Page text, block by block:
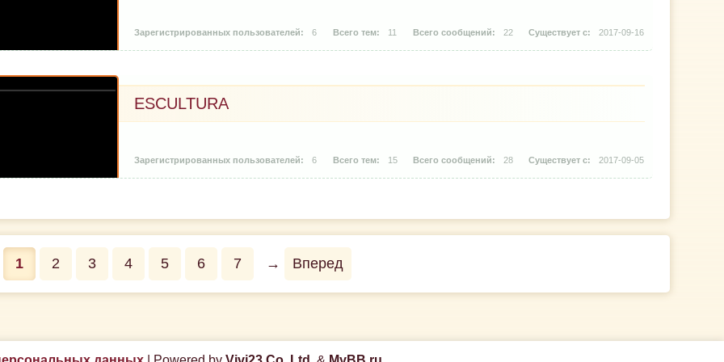
6 11 22 2017-09-16
ESCULTURA
6 15 28 2017-09-05
1 2 3 4 5 6 7 → Вперед